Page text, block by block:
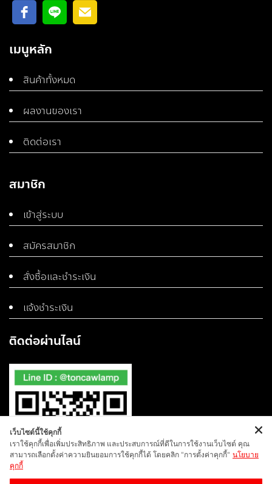
เมนูหลัก
สินค้าทั้งหมด
ผลงานของเรา
ติดต่อเรา
สมาชิก
เข้าสู่ระบบ
สมัครสมาชิก
สั่งซื้อและชำระเงิน
แจ้งชำระเงิน
ติดต่อผ่านไลน์
เว็บไซต์นี้ใช้คุกกี้
เราใช้คุกกี้เพื่อเพิ่มประสิทธิภาพ และประสบการณ์ที่ดีในการใช้งานเว็บไซต์ คุณ
สามารถเลือกตั้งค่าความยินยอมการใช้คุกกี้ได้ โดยคลิก "การตั้งค่าคุกกี้" นโยบาย
คุกกี้